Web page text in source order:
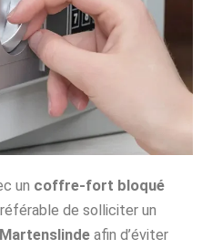
un coffre-fort bloqué
de solliciter un
afin d’éviter